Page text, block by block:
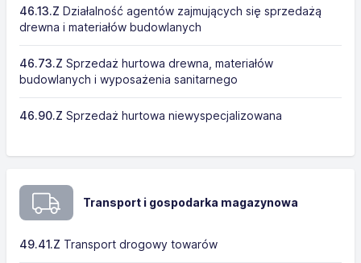
46.13.Z Działalność agentów zajmujących się sprzedażą
drewna i materiałów budowlanych
46.73.Z Sprzedaż hurtowa drewna, materiałów
budowlanych i wyposażenia sanitarnego
46.90.Z Sprzedaż hurtowa niewyspecjalizowana
Transport i gospodarka magazynowa
49.41.Z Transport drogowy towarów